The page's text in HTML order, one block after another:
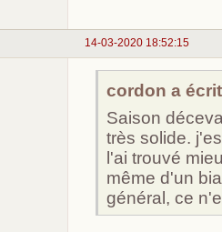
14-03-2020 18:52:15
cordon a
Saison
très solide.
l'ai trouvé
même d'un
général, ce